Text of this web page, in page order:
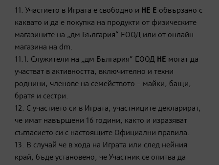
11. Участието в Играта е свободно и НЕ Е обвързано с
каквато и да е покупка на продукти от физическите
магазините на „дм България“ ЕООД или от онлайн
магазина на dm.
11.1. Служители на „дм България“ ЕООД НЕ могат да
участват в активността, включително и техни
роднини, членове на семейството – майки, бащи,
братя и сестри.
12. С участието си в Играта, участниците декларират,
че имат навършени 16 години, както и изразяват
съгласието си с настоящите Официални правила.
13. В случай че в хода на Играта или след нейния
край, бъде установено, че Участник се опитва да